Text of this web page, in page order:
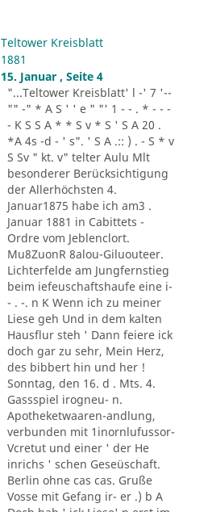
Teltower Kreisblatt
1881
15. Januar , Seite 4
"...Teltower Kreisblatt' l -' 7 '--
"" -" * A S ' ' e " "' 1 - - . * - - -
- K S S A * * S v * S ' S A 20 .
*A 4s -d - ' s". ' S A .:: ) . - S * v
S Sv " kt. v" telter Aulu Mlt
besonderer Berücksichtigung
der Allerhöchsten 4.
Januar1875 habe ich am3 .
Januar 1881 in Cabittets -
Ordre vom Jeblenclort.
Mu8ZuonR 8alou-Giluouteer.
Lichterfelde am Jungfernstieg
beim iefeuschaftshaufe eine i-
- . -. n K Wenn ich zu meiner
Liese geh Und in dem kalten
Hausflur steh ' Dann feiere ick
doch gar zu sehr, Mein Herz,
des bibbert hin und her !
Sonntag, den 16. d . Mts. 4.
Gassspiel irogneu- n.
Apotheketwaaren-andlung,
verbunden mit 1inornlufussor-
Vcretut und einer ' der He
inrichs ' schen Geseüschaft.
Berlin ohne cas cas. Gruße
Vosse mit Gefang ir- er .) b A